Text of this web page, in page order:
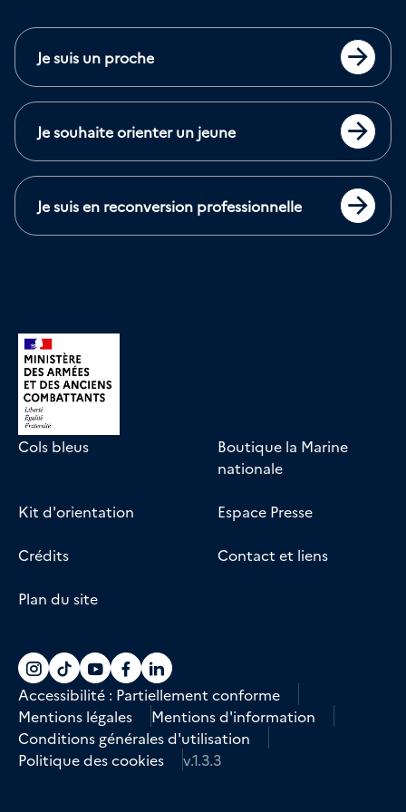
Je suis un proche
Je souhaite orienter un jeune
Je suis en reconversion professionnelle
Cols bleus
Boutique la Marine
nationale
Kit d'orientation Espace Presse
Crédits Contact et liens
Plan du site
Accéder au compte La marine recrute
Accéder au compte La marine recrute
Accéder au compte La marine
Accéder au compte La marine
Accéder au compte La
Accessibilité : Partiellement conforme
Mentions légales
Mentions d'information
Conditions générales d'utilisation
Politique des cookies
v.1.3.3